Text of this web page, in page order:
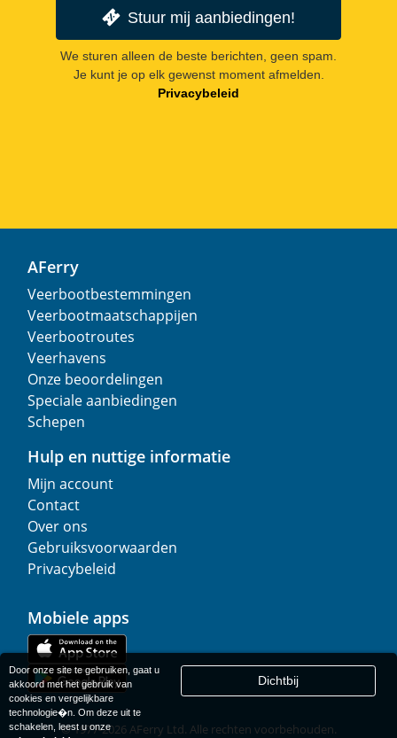
Stuur mij aanbiedingen!
We sturen alleen de beste berichten, geen spam.
Je kunt je op elk gewenst moment afmelden.
Privacybeleid
AFerry
Veerbootbestemmingen
Veerbootmaatschappijen
Veerbootroutes
Veerhavens
Onze beoordelingen
Speciale aanbiedingen
Schepen
Hulp en nuttige informatie
Mijn account
Contact
Over ons
Gebruiksvoorwaarden
Privacybeleid
Mobiele apps
© 1977-2026AFerry Ltd. Alle rechten voorbehouden.
Door onze site te gebruiken, gaat u
akkoord met het gebruik van
cookies en vergelijkbare
technologie�n. Om deze uit te
schakelen, leest u onze
Dichtbij